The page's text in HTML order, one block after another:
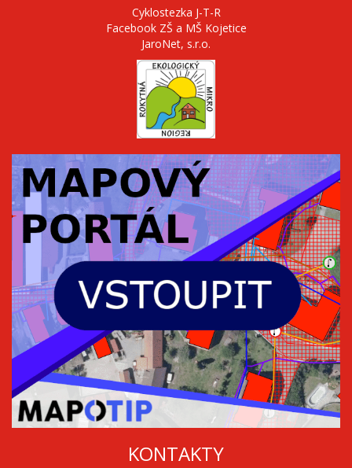
Cyklostezka J-T-R
Facebook ZŠ a MŠ Kojetice
JaroNet, s.r.o.
KONTAKTY